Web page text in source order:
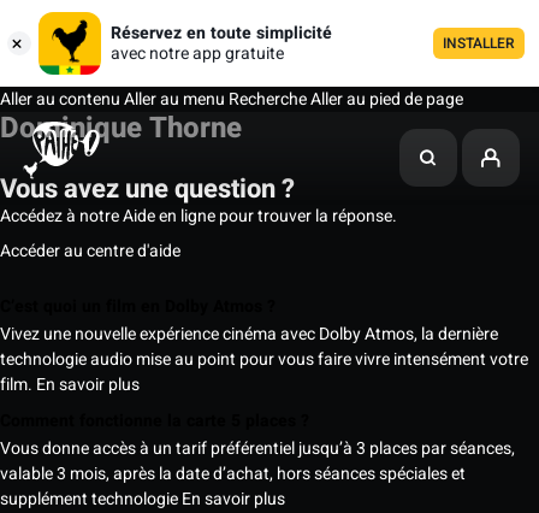
Réservez en toute simplicité
avec notre app gratuite
INSTALLER
Aller au contenuAller au menu RechercheAller au pied de page
Dominique Thorne
Vous avez une question ?
Accédez à notre Aide en ligne pour trouver la réponse.
Accéder au centre d'aide
Vivez une nouvelle expérience cinéma avec Dolby Atmos, la dernière
technologie audio mise au point pour vous faire vivre intensément votre
film. En savoir plus
Vous donne accès à un tarif préférentiel jusqu’à 3 places par séances,
valable 3 mois, après la date d’achat, hors séances spéciales et
supplément technologieEn savoir plus